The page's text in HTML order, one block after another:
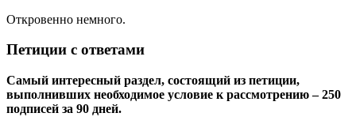
Откровенно немного.
Петиции с ответами
Самый интересный раздел, состоящий из петиции,
выполнивших необходимое условие к рассмотрению – 250
подписей за 90 дней.